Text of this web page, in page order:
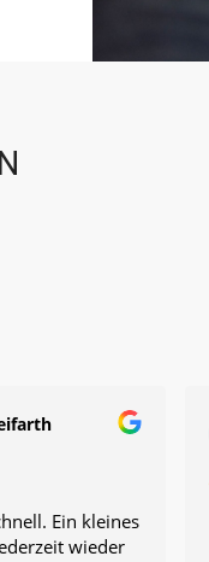
Ein kleines
wieder